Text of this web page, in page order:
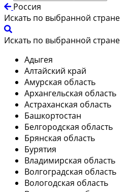
Россия
Искать по выбранной стране
Искать по выбранной стране
Адыгея
Алтайский край
Амурская область
Архангельская область
Астраханская область
Башкортостан
Белгородская область
Брянская область
Бурятия
Владимирская область
Волгоградская область
Вологодская область